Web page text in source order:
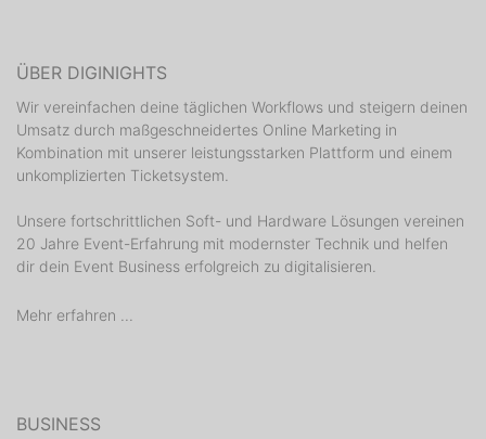
ÜBER DIGINIGHTS
Wir vereinfachen deine täglichen Workflows und steigern deinen
Umsatz durch maßgeschneidertes Online Marketing in
Kombination mit unserer leistungsstarken Plattform und einem
unkomplizierten Ticketsystem.
Unsere fortschrittlichen Soft- und Hardware Lösungen vereinen
20 Jahre Event-Erfahrung mit modernster Technik und helfen
dir dein Event Business erfolgreich zu digitalisieren.
Mehr erfahren ...
BUSINESS